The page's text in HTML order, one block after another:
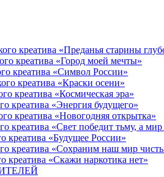
креатива «Преданья старины
креатива «Город моей мечты»
креатива «Символ России»
креатива «Краски осени»
креатива «Космическая эра»
креатива «Энергия будущего»
креатива «Новогодняя открытка»
креатива «Свет победит тьму, а
креатива «Будущее России»
креатива «Сохраним наш мир
креатива «Скажи наркотика нет»